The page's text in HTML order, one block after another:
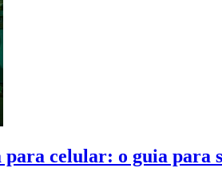
celular: o guia para